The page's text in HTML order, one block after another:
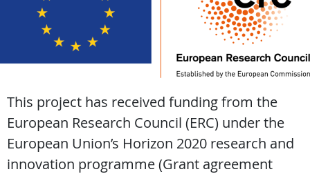
This project has received funding from the
European Research Council (ERC) under the
European Union’s Horizon 2020 research and
innovation programme (Grant agreement